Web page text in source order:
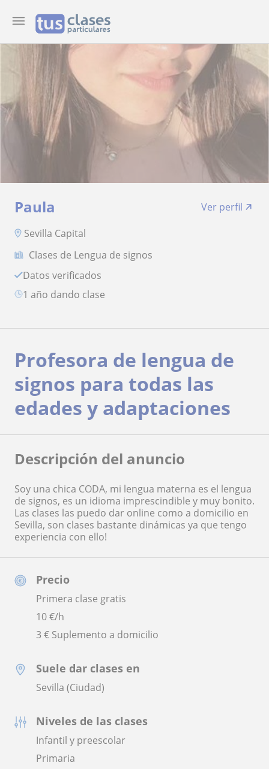
Paula
Ver perfil
Sevilla Capital
Clases de Lengua de signos
Datos verificados
1 año dando clase
Precio
Primera clase gratis
10€/h
3 € Suplemento a domicilio
Suele dar clases en
Sevilla (Ciudad)
Niveles de las clases
Infantil y preescolar
Primaria
Profesora de lengua de
signos para todas las
edades y adaptaciones
Descripción del anuncio
Soy una chica CODA, mi lengua materna es el lengua
de signos, es un idioma imprescindible y muy bonito.
Las clases las puedo dar online como a domicilio en
Sevilla, son clases bastante dinámicas ya que tengo
experiencia con ello!